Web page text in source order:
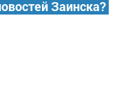
Заинска?